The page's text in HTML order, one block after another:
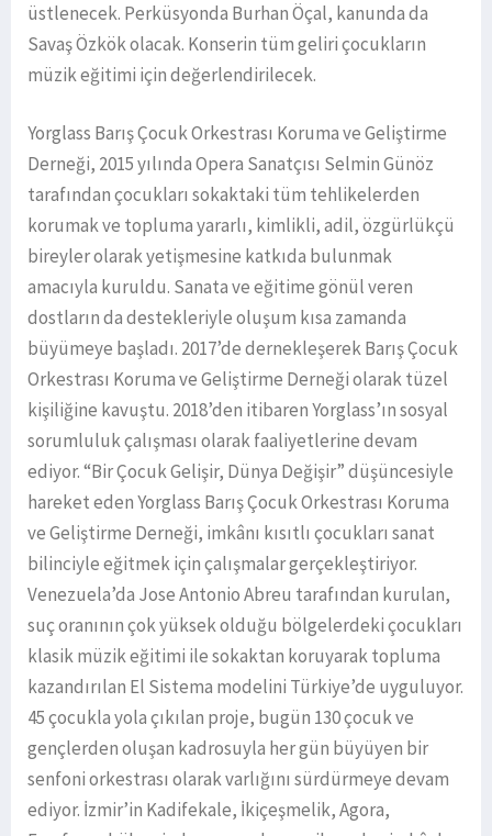
üstlenecek. Perküsyonda Burhan Öçal, kanunda da
Savaş Özkök olacak. Konserin tüm geliri çocukların
müzik eğitimi için değerlendirilecek.
Yorglass Barış Çocuk Orkestrası Koruma ve Geliştirme
Derneği, 2015 yılında Opera Sanatçısı Selmin Günöz
tarafından çocukları sokaktaki tüm tehlikelerden
korumak ve topluma yararlı, kimlikli, adil, özgürlükçü
bireyler olarak yetişmesine katkıda bulunmak
amacıyla kuruldu. Sanata ve eğitime gönül veren
dostların da destekleriyle oluşum kısa zamanda
büyümeye başladı. 2017’de dernekleşerek Barış Çocuk
Orkestrası Koruma ve Geliştirme Derneği olarak tüzel
kişiliğine kavuştu. 2018’den itibaren Yorglass’ın sosyal
sorumluluk çalışması olarak faaliyetlerine devam
ediyor. “Bir Çocuk Gelişir, Dünya Değişir” düşüncesiyle
hareket eden Yorglass Barış Çocuk Orkestrası Koruma
ve Geliştirme Derneği, imkânı kısıtlı çocukları sanat
bilinciyle eğitmek için çalışmalar gerçekleştiriyor.
Venezuela’da Jose Antonio Abreu tarafından kurulan,
suç oranının çok yüksek olduğu bölgelerdeki çocukları
klasik müzik eğitimi ile sokaktan koruyarak topluma
kazandırılan El Sistema modelini Türkiye’de uyguluyor.
45 çocukla yola çıkılan proje, bugün 130 çocuk ve
gençlerden oluşan kadrosuyla her gün büyüyen bir
senfoni orkestrası olarak varlığını sürdürmeye devam
ediyor. İzmir’in Kadifekale, İkiçeşmelik, Agora,